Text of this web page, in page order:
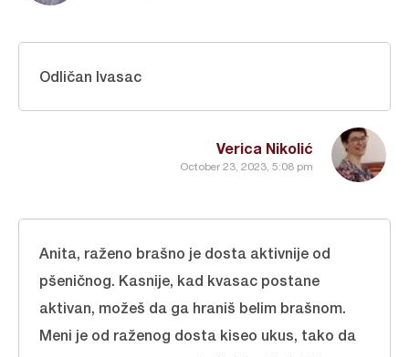
Verica Nikolić
October 23, 2023, 5:08 pm
Odličan lvasac
Anita, raženo brašno je dosta aktivnije od
pšeničnog. Kasnije, kad kvasac postane
aktivan, možeš da ga hraniš belim brašnom.
Meni je od raženog dosta kiseo ukus, tako da